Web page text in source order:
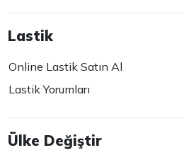
Lastik
Online Lastik Satın Al
Lastik Yorumları
Ülke Değiştir